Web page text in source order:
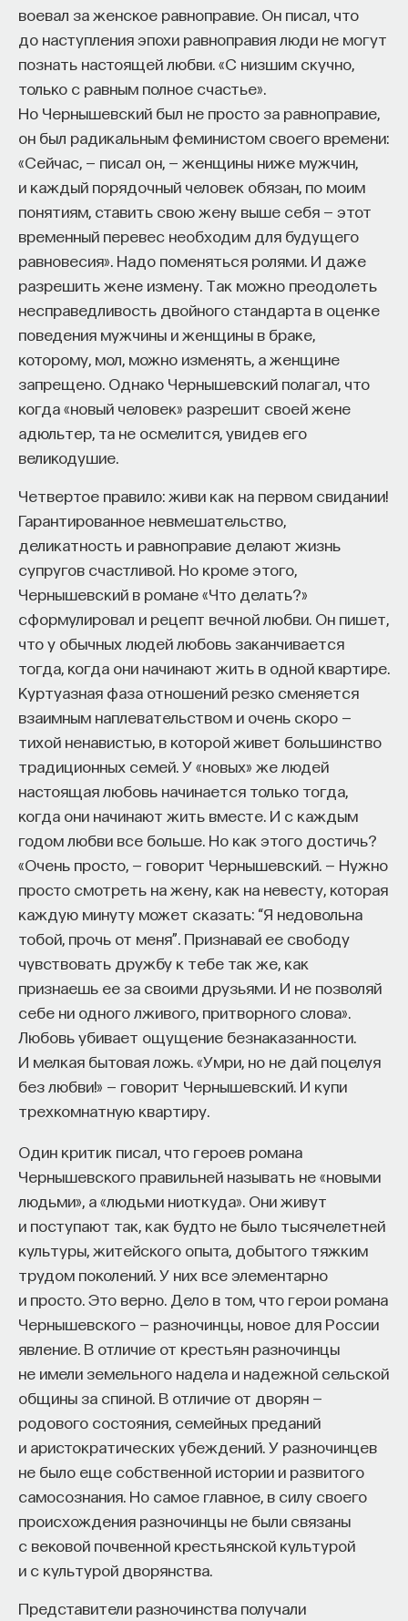
воевал за женское равноправие. Он писал, что
до наступления эпохи равноправия люди не могут
познать настоящей любви. «С низшим скучно,
только с равным полное счастье».
Но Чернышевский был не просто за равноправие,
он был радикальным феминистом своего времени:
«Сейчас, — писал он, — женщины ниже мужчин,
и каждый порядочный человек обязан, по моим
понятиям, ставить свою жену выше себя — этот
временный перевес необходим для будущего
равновесия». Надо поменяться ролями. И даже
разрешить жене измену. Так можно преодолеть
несправедливость двойного стандарта в оценке
поведения мужчины и женщины в браке,
которому, мол, можно изменять, а женщине
запрещено. Однако Чернышевский полагал, что
когда «новый человек» разрешит своей жене
адюльтер, та не осмелится, увидев его
великодушие.
Четвертое правило: живи как на первом свидании!
Гарантированное невмешательство,
деликатность и равноправие делают жизнь
супругов счастливой. Но кроме этого,
Чернышевский в романе «Что делать?»
сформулировал и рецепт вечной любви. Он пишет,
что у обычных людей любовь заканчивается
тогда, когда они начинают жить в одной квартире.
Куртуазная фаза отношений резко сменяется
взаимным наплевательством и очень скоро —
тихой ненавистью, в которой живет большинство
традиционных семей. У «новых» же людей
настоящая любовь начинается только тогда,
когда они начинают жить вместе. И с каждым
годом любви все больше. Но как этого достичь?
«Очень просто, — говорит Чернышевский. — Нужно
просто смотреть на жену, как на невесту, которая
каждую минуту может сказать: “Я недовольна
тобой, прочь от меня”. Признавай ее свободу
чувствовать дружбу к тебе так же, как
признаешь ее за своими друзьями. И не позволяй
себе ни одного лживого, притворного слова».
Любовь убивает ощущение безнаказанности.
И мелкая бытовая ложь. «Умри, но не дай поцелуя
без любви!» — говорит Чернышевский. И купи
трехкомнатную квартиру.
Один критик писал, что героев романа
Чернышевского правильней называть не «новыми
людьми», а «людьми ниоткуда». Они живут
и поступают так, как будто не было тысячелетней
культуры, житейского опыта, добытого тяжким
трудом поколений. У них все элементарно
и просто. Это верно. Дело в том, что герои романа
Чернышевского — разночинцы, новое для России
явление. В отличие от крестьян разночинцы
не имели земельного надела и надежной сельской
общины за спиной. В отличие от дворян —
родового состояния, семейных преданий
и аристократических убеждений. У разночинцев
не было еще собственной истории и развитого
самосознания. Но самое главное, в силу своего
происхождения разночинцы не были связаны
с вековой почвенной крестьянской культурой
и с культурой дворянства.
Представители разночинства получали
АКАДЕМИЧЕСКАЯ СРЕДА ОБУЧЕНИЕ
СТРОИТЕЛИ БУДУЩЕГО
ПАРТНЁР ПРОЕКТА
Что такое партнёрский материал?
Внеси свой вклад в дело
просвещения!
ПОДДЕРЖАТЬ ПОСТНАУКУ